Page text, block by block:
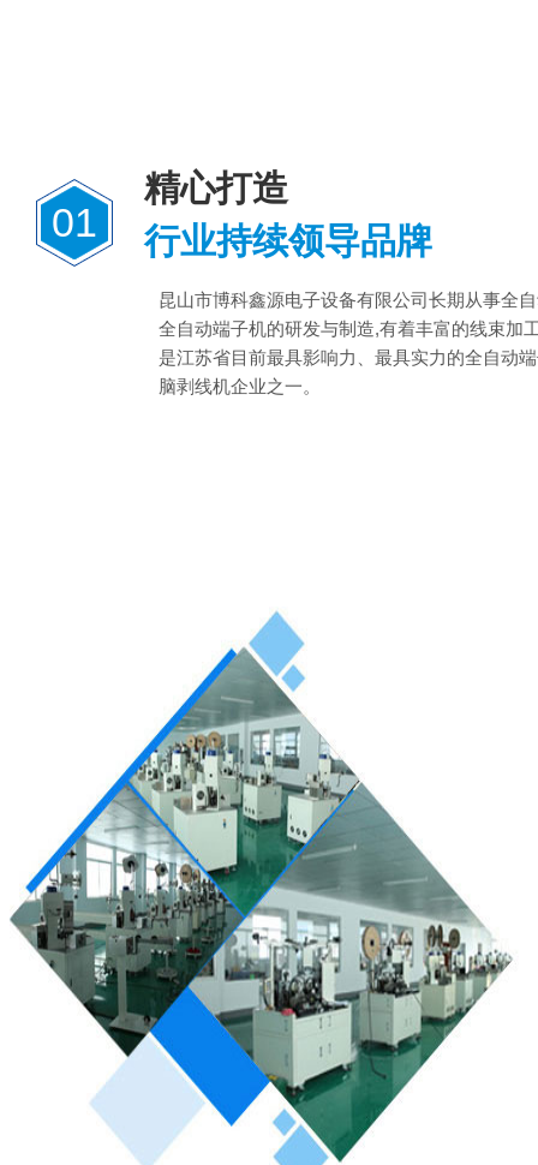
01
精心打造
行业持续领导品牌
昆山市博科鑫源电子设备有限公司长期从事全
全自动端子机的研发与制造,有着丰富的线束加
是江苏省目前最具影响力、最具实力的全自动
脑剥线机企业之一。